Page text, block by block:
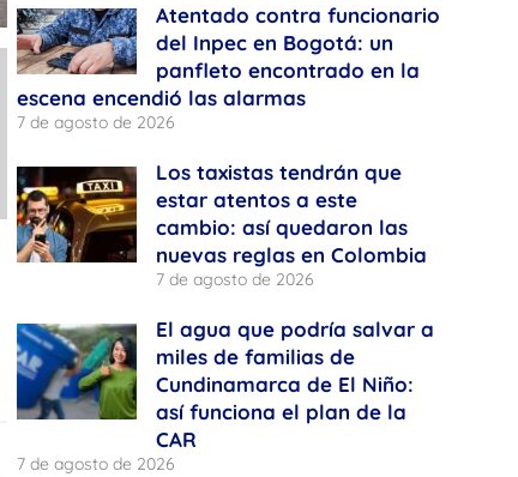
Atentado contra funcionario
del Inpec en Bogotá: un
panfleto encontrado en la
escena encendió las alarmas
7 de agosto de 2026
Los taxistas tendrán que
estar atentos a este
cambio: así quedaron las
nuevas reglas en Colombia
7 de agosto de 2026
El agua que podría salvar a
miles de familias de
Cundinamarca de El Niño:
así funciona el plan de la
CAR
7 de agosto de 2026